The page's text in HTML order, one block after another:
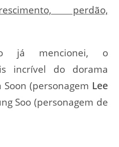
perdão,
já mencionei, o
incrível do dorama
(personagem Lee
Soo (personagem de